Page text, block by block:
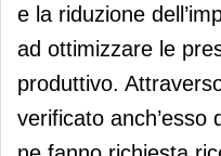
e la riduzione
ad ottimizzare le
produttivo.
verificato anch’esso